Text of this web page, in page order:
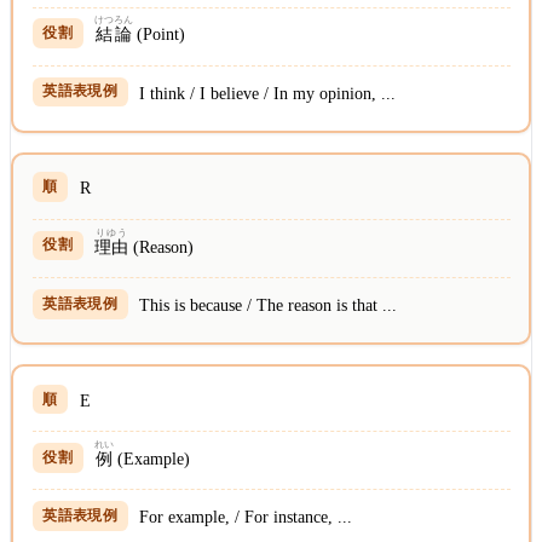
結論
けつろん
(Point)
I think / I believe / In my opinion, ...
R
理由
りゆう
(Reason)
This is because / The reason is that ...
E
例
れい
(Example)
For example, / For instance, ...